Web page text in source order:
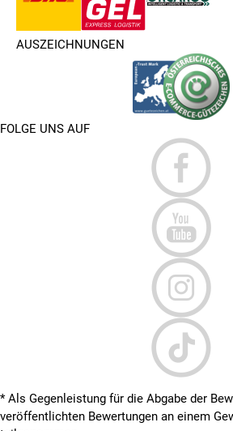
AUSZEICHNUNGEN
FOLGE UNS AUF
* Als Gegenleistung für die Abgabe der
veröffentlichten Bewertungen an einem